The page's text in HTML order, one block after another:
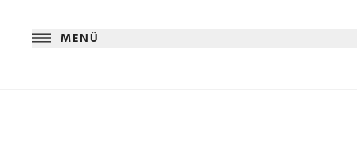
MENÜ